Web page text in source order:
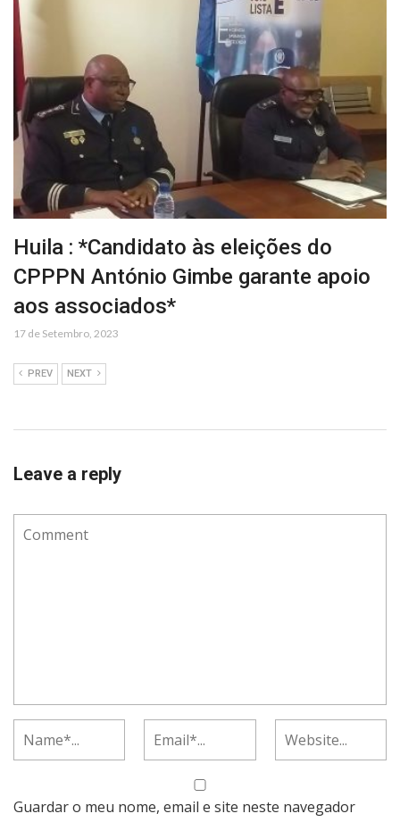
Huila : *Candidato às eleições do
CPPPN António Gimbe garante apoio
aos associados*
17 de Setembro, 2023
PREV NEXT
Leave a reply
Guardar o meu nome, email e site neste navegador